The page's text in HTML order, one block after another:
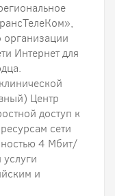
Интернет для
Центр
доступ к
сети
4 Мбит/
и